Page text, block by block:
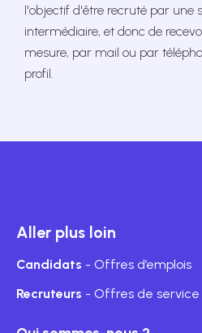
l'objectif d'être recruté par une
intermédiaire, et donc de
mesure, par mail ou par
profil.
Aller plus loin
Candidats - Offres d’emplois
Recruteurs - Offres de service